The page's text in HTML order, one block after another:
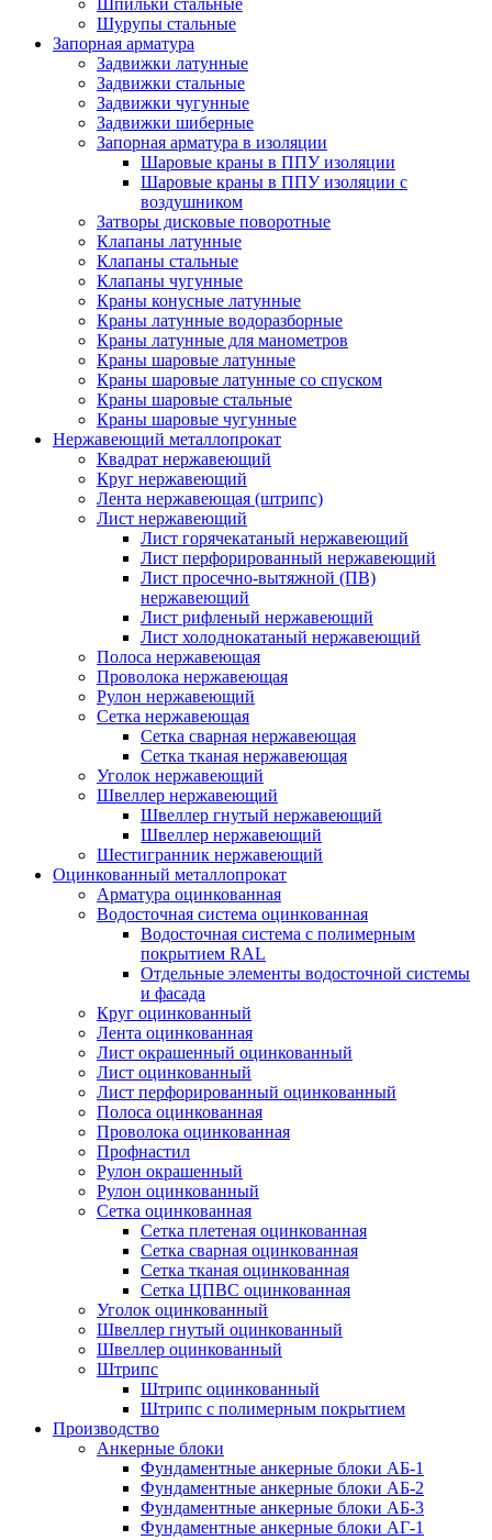
Шурупы стальные
Запорная арматура
Задвижки латунные
Задвижки стальные
Задвижки чугунные
Задвижки шиберные
Запорная арматура в изоляции
Шаровые краны в ППУ изоляции
Шаровые краны в ППУ изоляции с
воздушником
Затворы дисковые поворотные
Клапаны латунные
Клапаны стальные
Клапаны чугунные
Краны конусные латунные
Краны латунные водоразборные
Краны латунные для манометров
Краны шаровые латунные
Краны шаровые латунные со спуском
Краны шаровые стальные
Краны шаровые чугунные
Нержавеющий металлопрокат
Квадрат нержавеющий
Круг нержавеющий
Лента нержавеющая (штрипс)
Лист нержавеющий
Лист горячекатаный нержавеющий
Лист перфорированный нержавеющий
Лист просечно-вытяжной (ПВ)
нержавеющий
Лист рифленый нержавеющий
Лист холоднокатаный нержавеющий
Полоса нержавеющая
Проволока нержавеющая
Рулон нержавеющий
Сетка нержавеющая
Сетка сварная нержавеющая
Сетка тканая нержавеющая
Уголок нержавеющий
Швеллер нержавеющий
Швеллер гнутый нержавеющий
Швеллер нержавеющий
Шестигранник нержавеющий
Оцинкованный металлопрокат
Арматура оцинкованная
Водосточная система оцинкованная
Водосточная система с полимерным
покрытием RAL
Отдельные элементы водосточной системы
и фасада
Круг оцинкованный
Лента оцинкованная
Лист окрашенный оцинкованный
Лист оцинкованный
Лист перфорированный оцинкованный
Полоса оцинкованная
Проволока оцинкованная
Профнастил
Рулон окрашенный
Рулон оцинкованный
Сетка оцинкованная
Сетка плетеная оцинкованная
Сетка сварная оцинкованная
Сетка тканая оцинкованная
Сетка ЦПВС оцинкованная
Уголок оцинкованный
Швеллер гнутый оцинкованный
Швеллер оцинкованный
Штрипс
Штрипс оцинкованный
Штрипс с полимерным покрытием
Производство
Анкерные блоки
Фундаментные анкерные блоки АБ-1
Фундаментные анкерные блоки АБ-2
Фундаментные анкерные блоки АБ-3
Фундаментные анкерные блоки АГ-1